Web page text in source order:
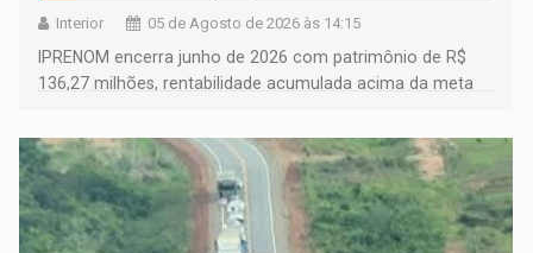
Interior 05 de Agosto de 2026 às 14:15
IPRENOM encerra junho de 2026 com patrimônio de R$
136,27 milhões, rentabilidade acumulada acima da meta